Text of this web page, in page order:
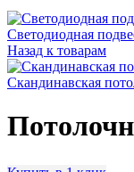
Светодиодная
Назад к товарам
Скандинавская